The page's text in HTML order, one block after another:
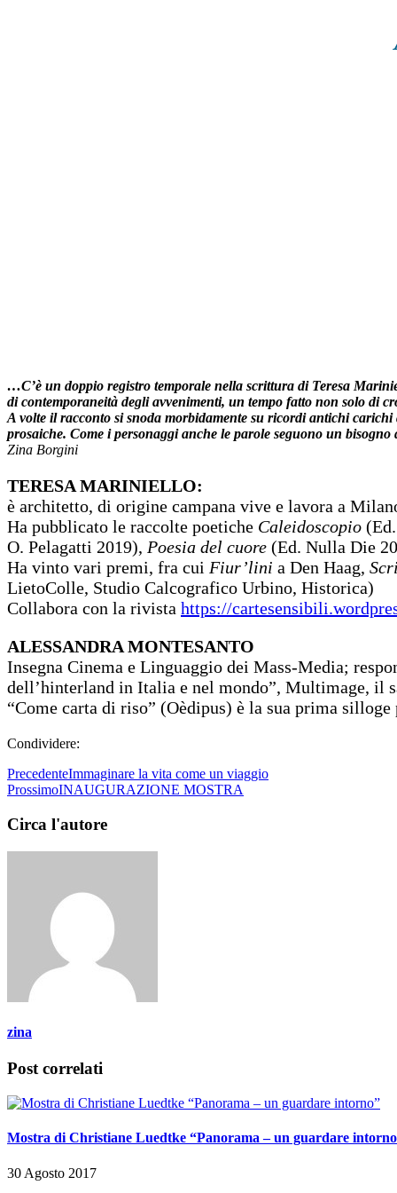
…C’è un doppio registro temporale nella scrittura di Teresa
di contemporaneità degli avvenimenti, un tempo fatto non solo di
A volte il racconto si snoda morbidamente su ricordi antichi
prosaiche. Come i personaggi anche le parole seguono un
Zina Borgini
TERESA MARINIELLO:
è architetto, di origine campana vive e lavora a
Ha pubblicato le raccolte poetiche Caleidoscopio
O. Pelagatti 2019), Poesia del cuore (Ed. Nulla Die
Ha vinto vari premi, fra cui Fiur’lini a Den Haag,
LietoColle, Studio Calcografico Urbino, Historica)
Collabora con la rivista https://
ALESSANDRA MONTESANTO
Insegna Cinema e Linguaggio dei Mass-Media;
dell’hinterland in Italia e nel mondo”, Multimage, il
“Come carta di riso” (Oèdipus) è la sua prima silloge
Condividere:
PrecedenteImmaginare la vita come un viaggio
ProssimoINAUGURAZIONE MOSTRA
Circa l'autore
zina
Post correlati
Mostra di Christiane Luedtke “Panorama – un guardare
30 Agosto 2017